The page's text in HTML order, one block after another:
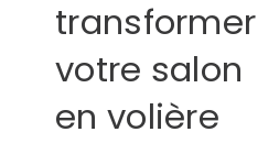
transformer
votre salon
en volière